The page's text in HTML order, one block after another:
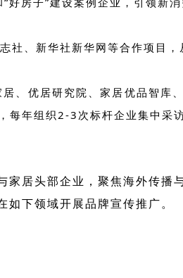
、新华社新华网等合作项目，
、优居研究院、家居优品智库
年组织2-3次标杆企业集中采
居头部企业，聚焦海外传播
下领域开展品牌宣传推广。